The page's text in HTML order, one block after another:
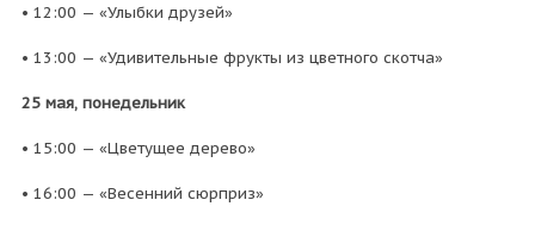
• 12:00 — «Улыбки друзей»
• 13:00 — «Удивительные фрукты из цветного скотча»
25 мая, понедельник
• 15:00 — «Цветущее дерево»
• 16:00 — «Весенний сюрприз»